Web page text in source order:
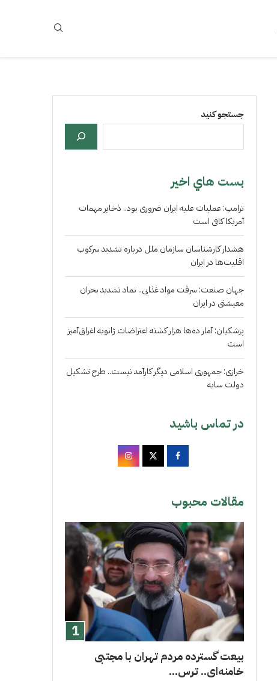
جستجو کنید
بست هاي اخير
ترامپ: عملیات علیه ایران ضروری بود.. ذخایر مهمات
آمریکا کافی است
هشدار کارشناسان سازمان ملل درباره تشدید سرکوب
اقلیت‌ها در ایران
جهان صنعت: سرقت مواد غذایی.. نماد تشدید بحران
معیشتی در ایران
پزشکیان: آمار ده‌ها هزار کشته اعتراضات ژانویه اغراق‌آمیز
است
خرازی: جمهوری اسلامی دیگر کارآمد نیست.. طرح تشکیل
دولت سایه
در تماس باشید
مقالات محبوب
بیعت گسترده مردم تهران با مجتبی
خامنه‌ای.. ترس...